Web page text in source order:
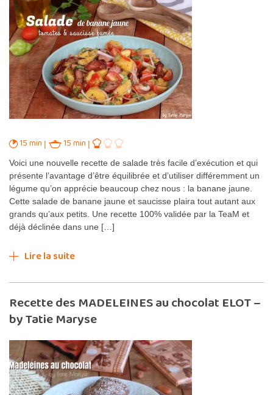
15 min 15 min
Voici une nouvelle recette de salade très facile d’exécution et qui
présente l’avantage d’être équilibrée et d’utiliser différemment un
légume qu’on apprécie beaucoup chez nous : la banane jaune.
Cette salade de banane jaune et saucisse plaira tout autant aux
grands qu’aux petits. Une recette 100% validée par la TeaM et
déjà déclinée dans une […]
Lire la suite
Recette des MADELEINES au chocolat ELOT –
by Tatie Maryse